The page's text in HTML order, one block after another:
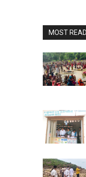
MOST READ